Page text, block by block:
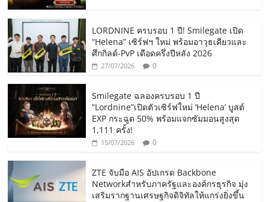
LORDNINE ครบรอบ 1 ปี! Smilegate เปิด
“Helena” เซิร์ฟฯ ใหม่ พร้อมอาวุธเคียวและ
ศึกกิลด์-PvP เดือดครึ่งปีหลัง 2026
27/07/2026 0
Smilegate ฉลองครบรอบ 1 ปี
“Lordnine”เปิดตัวเซิร์ฟใหม่ ‘Helena’ บูสต์
EXP กระฉูด 50% พร้อมแจกซัมมอนสูงสุด
1,111 ครั้ง!
15/07/2026 0
ZTE จับมือ AIS อัปเกรด Backbone
Networkสำหรับภาครัฐและองค์กรธุรกิจ มุ่ง
เสริมรากฐานเศรษฐกิจดิจิทัลให้แกร่งยิ่งขึ้น